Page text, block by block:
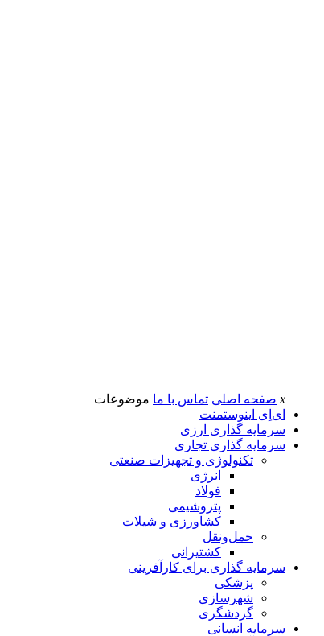
x صفحه اصلی تماس با ما موضوعات
ای‌اِی اینوستمنت
سرمایه گذاری ارزی
سرمایه گذاری تجاری
تکنولوژی و تجهیزات صنعتی
انرژی
فولاد
پتروشیمی
کشاورزی و شیلات
حمل‌و‌نقل
کشتیرانی
سرمایه گذاری برای کارآفرینی
پزشکی
شهرسازی
گردشگری
سرمایه انسانی